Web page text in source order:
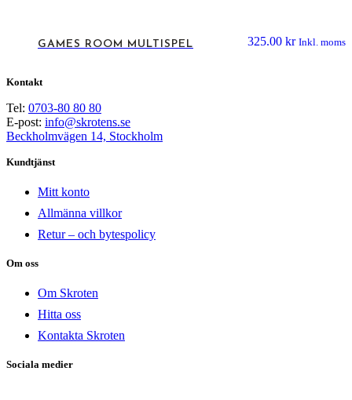
GAMES ROOM MULTISPEL 325.00 kr Inkl. moms
Kontakt
Tel: 0703-80 80 80
E-post: info@skrotens.se
Beckholmvägen 14, Stockholm
Kundtjänst
Mitt konto
Allmänna villkor
Retur – och bytespolicy
Om oss
Om Skroten
Hitta oss
Kontakta Skroten
Sociala medier